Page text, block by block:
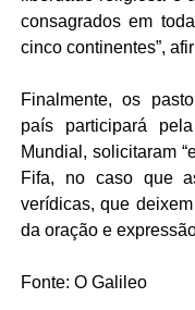
consagrados em
cinco continentes”,
Finalmente, os
país participará
Mundial, solicitaram
Fifa, no caso que
verídicas, que
da oração e
Fonte: O Galileo